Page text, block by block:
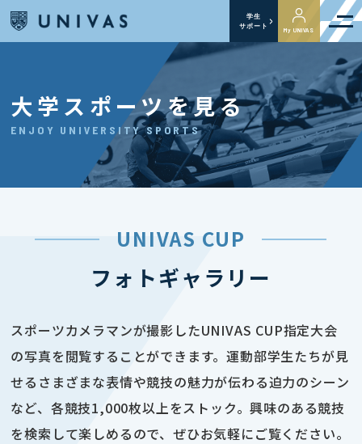
学生
サポート
My UNIVAS
大学スポーツを見る
ENJOY UNIVERSITY SPORTS
UNIVAS CUP
フォトギャラリー
スポーツカメラマンが撮影したUNIVAS CUP指定大会
の写真を閲覧することができます。運動部学生たちが見
せるさまざまな表情や競技の魅力が伝わる迫力のシーン
など、各競技1,000枚以上をストック。興味のある競技
を検索して楽しめるので、ぜひお気軽にご覧ください。